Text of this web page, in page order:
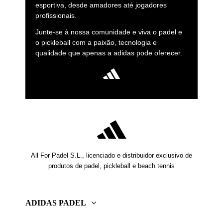
esportiva, desde amadores até jogadores
profissionais.
Junte-se à nossa comunidade e viva o padel e
o pickleball com a paixão, tecnologia e
qualidade que apenas a adidas pode oferecer.
All For Padel S.L., licenciado e distribuidor exclusivo de
produtos de padel, pickleball e beach tennis
ADIDAS PADEL